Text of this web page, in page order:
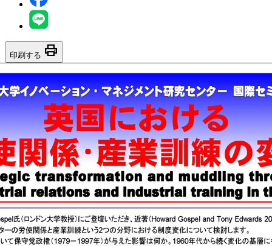
印刷する print